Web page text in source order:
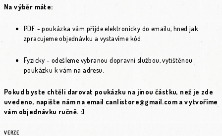
Na výběr máte:
PDF - poukázka vám přijde elektronicky do emailu, hned jak
zpracujeme objednávku a vystavíme kód.
Fyzicky - odešleme vybranou dopravní službou, vytištěnou
poukázku k vám na adresu.
Pokud byste chtěli darovat poukázku na jinou částku, než je zde
uvedeno, napište nám na email canlistore@gmail.com a vytvoříme
vám objednávku ručně. :)
VERZE